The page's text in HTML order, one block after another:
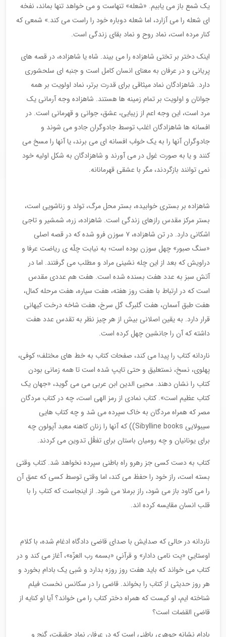
یک شمع باز می یابیم. «شعله» تنهاست و می خواهد تنها بماند، نفخه
ای شعله را می آزارد، اما شعله دوباره خود را راست می کند.» شمعی که
کنار مرده است، نماد روح و نماد بقای زندگی است.
اینک دختر بر تختی شاهزاده را می بیند. شاه یا شاهزاده، در قصه های
پریانی و در عرفان به معنای انسان کامل است و جنبه ای سلحشوری
دارد. شاهزادگان نماد میثاقی برای قدرت برتر، نماد اولویت بر همه
جوانان و اولویت بر تمام زمینه ها هستند. شاهزاده وجه آرمانی یک
مرد است، این وجه اعم از زیبایی، عشق، جوانی و قهرمانی است. در
افسانه ها شاهزادگان اغلب توسط جادوگران جادو می شوند و
جادوگران آنها را به یک خواب افسانه ای می برند، یا آنها را مسخ می
کنند و یا به صورت غول در می آورند و شاهزادگان به شکل اولیه خود
نمی توانند بازگردند، مگر با عشقی قهرمانانه.
شاهزاده بر بستری خوابیده، بستر محل مرگ، تولد و زناشویی است،
بستر مرکز مقدس رازهای زندگی است. شاهزاده، زره، شمشیر و تاجی
اشکانی دارد. در تن شاهزاده، ۷ سوزن فرو شده که در قصه اصلی
«سنگ صبور» چهل سوزن بوده است؛ به نیابت چلّه ی ریاضت عرفا و
دراویش که بعد از این چله نشینی مراد و مطلب می گرفتند. اما در
آتش سبز به عدد هفت بسنده شده است. هفت هم عددی مقدس
است که در ارتباط با هفت روز هفته، هفت سیاره، هفت مرحله کمال،
هفت طبق آسمان، هفت گلبرگ گل سرخ، هفت شاخه درخت کیهانی
قرار دارد. به یقین اصلانی بیش از هر چیز نظر به تقدس عدد هفت
داشته که آن را جانشین چهل کرده است.
ناردانه کتاب را پیدا می کند، صفحات کتاب به خط های مختلف؛ کوفی،
پهلوی، نسخ، نستعلیق و حتی تایپ​ شده است تا همه زمانی بودن
کتاب را نشان دهند. محیی الدین ابن عربی می می گوید، «جهان یک
کتاب عظیم است». کتاب نمادی از رمز الهی است، چه در کتاب مردگان
مصر که همراه مردگان به خاک سپرده می شد و چه کتاب هایی
سیبولایی Sibylline books)) که آنها را زنان کاهنه معبد آپولون چه
برای یونانیان و چه رومیان باستان برای تفعُّل تدوین می کردند.
کتاب به دست کسی جز رهرو راه باطنی سپرده نخواهد شد. کتاب وقتی
بسته است، راز خود را حفظ می کند، اما وقتی توسط کسی که عمق آن
را می کاود باز می شود، راز برملا می شود. از اینجاست که کتاب را با
قلب انسان مقایسه کرده اند.
ناردانه در حالی که صدایش با صدای قاضی دادگاه ادغام شده، با کلام
اوستاییِ «پت نامی دادار» و قرآنیِ «بسمه رب العزّه»، آغاز می کند و در
کتاب می خواند که باید هفت روز روزه بدارد و شبی یک بادام بخورد و
هر روز حدیثی از کتاب را بخواند. قاضی را در سکانس نخست فیلم
شناخته ایم، او کیست که همراه دختر کتاب را می خواند؟ آیا او کنایه از
قاضی القضات است؟
بادام نشانه جوهری باطنی است که در عرفان نماد حقیقت، گنج و